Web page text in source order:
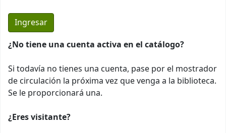
¿No tiene una cuenta activa en el catálogo?
Si todavía no tienes una cuenta, pase por el mostrador
de circulación la próxima vez que venga a la biblioteca.
Se le proporcionará una.
¿Eres visitante?